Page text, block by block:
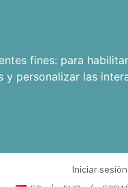
fines: para
personalizar las
Iniciar sesión